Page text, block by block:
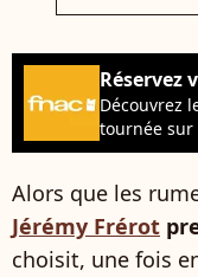
Réservez
Découvrez
tournée
Alors que les
Jérémy Frérot
choisit, une fois